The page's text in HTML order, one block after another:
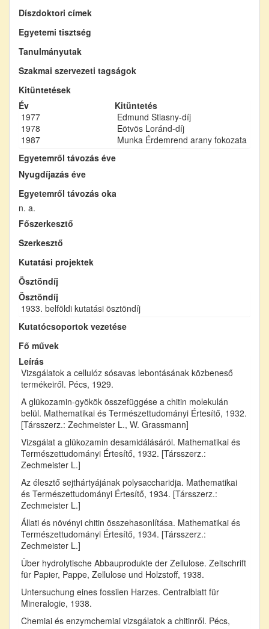
Díszdoktori címek
Egyetemi tisztség
Tanulmányutak
Szakmai szervezeti tagságok
Kitüntetések
Év
Kitüntetés
1977
Edmund Stiasny-díj
1978
Eötvös Loránd-díj
1987
Munka Érdemrend arany fokozata
Egyetemről távozás éve
Nyugdíjazás éve
Egyetemről távozás oka
n. a.
Főszerkesztő
Szerkesztő
Kutatási projektek
Ösztöndíj
Ösztöndíj
1933. belföldi kutatási ösztöndíj
Kutatócsoportok vezetése
Fő művek
Leírás
Vizsgálatok a cellulóz sósavas lebontásának közbeneső
termékeiről. Pécs, 1929.
A glükozamin-gyökök összefüggése a chitin molekulán
belül. Mathematikai és Természettudományi Értesítő, 1932.
[Társszerz.: Zechmeister L., W. Grassmann]
Vizsgálat a glükozamin desamidálásáról. Mathematikai és
Természettudományi Értesítő, 1932. [Társszerz.:
Zechmeister L.]
Az élesztő sejthártyájának polysaccharidja. Mathematikai
és Természettudományi Értesítő, 1934. [Társszerz.:
Zechmeister L.]
Állati és növényi chitin összehasonlítása. Mathematikai és
Természettudományi Értesítő, 1934. [Társszerz.:
Zechmeister L.]
Über hydrolytische Abbauprodukte der Zellulose. Zeitschrift
für Papier, Pappe, Zellulose und Holzstoff, 1938.
Untersuchung eines fossilen Harzes. Centralblatt für
Mineralogie, 1938.
Chemiai és enzymchemiai vizsgálatok a chitinről. Pécs,